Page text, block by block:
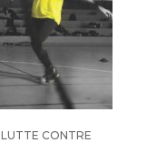
LUTTE CONTRE